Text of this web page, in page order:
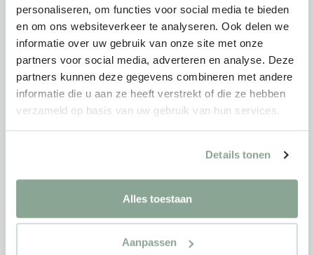
personaliseren, om functies voor social media te bieden
en om ons websiteverkeer te analyseren. Ook delen we
informatie over uw gebruik van onze site met onze
partners voor social media, adverteren en analyse. Deze
partners kunnen deze gegevens combineren met andere
informatie die u aan ze heeft verstrekt of die ze hebben
verzameld op basis van uw gebruik van hun services.
Details tonen
Alles toestaan
Aanpassen
Bescheiden en gastvrij tegelijk
ARTSEN ZONDER GRENZEN